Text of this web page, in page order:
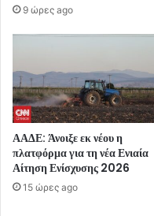
9 ώρες ago
ΑΑΔΕ: Άνοιξε εκ νέου η
πλατφόρμα για τη νέα Ενιαία
Αίτηση Ενίσχυσης 2026
15 ώρες ago